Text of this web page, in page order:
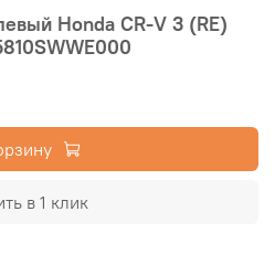
Honda CR-V 3 (RE)
в 1 клик